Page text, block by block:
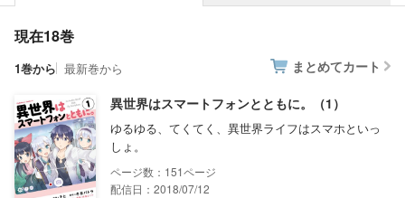
現在18巻
1巻から 最新巻から まとめてカート
異世界はスマートフォンとともに。（1）
ゆるゆる、てくてく、異世界ライフはスマホといっ
しょ。
151
配信日：2018/07/12